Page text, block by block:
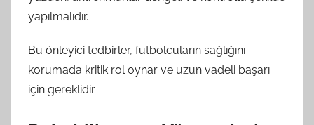
yapılmalıdır.
Bu önleyici tedbirler, futbolcuların sağlığını
korumada kritik rol oynar ve uzun vadeli başarı
için gereklidir.